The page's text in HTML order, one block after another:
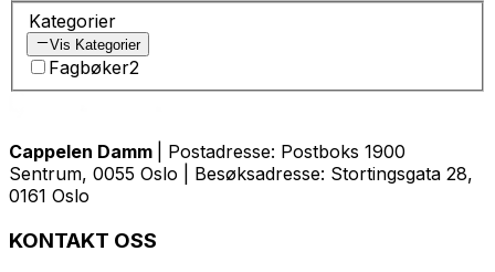
Kategorier
Vis Kategorier
Fagbøker2
Cappelen Damm
| Postadresse: Postboks 1900
Sentrum, 0055 Oslo | Besøksadresse: Stortingsgata 28,
0161 Oslo
KONTAKT OSS